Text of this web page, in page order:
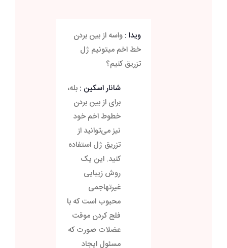
ویدا : واسه از بین بردن
خط اخم میتونیم ژل
تزریق کنیم؟
شانار اسکین : بله،
برای از بین بردن
خطوط اخم خود
نیز می‌توانید از
تزریق ژل استفاده
کنید. این یک
روش زیبایی
غیرتهاجمی
محبوب است که با
فلج کردن موقت
عضلات صورت که
مسئول ایجاد